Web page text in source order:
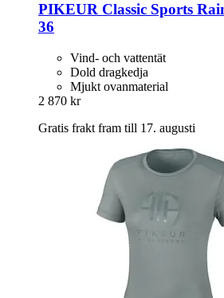
PIKEUR Classic Sports
36
Vind- och vattentät
Dold dragkedja
Mjukt ovanmaterial
2 870 kr
Gratis frakt fram till 17. augusti